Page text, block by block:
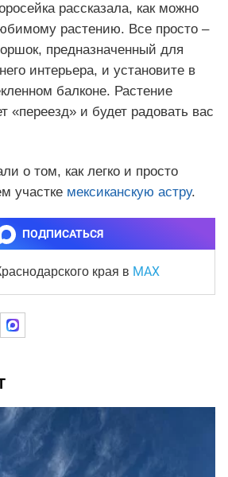
рассказала, как можно
растению. Все просто –
предназначенный для
интерьера, и установите в
балконе. Растение
«переезд» и будет радовать вас
о том, как легко и просто
участке мексиканскую астру.
ПОДПИСАТЬСЯ
края в MAX